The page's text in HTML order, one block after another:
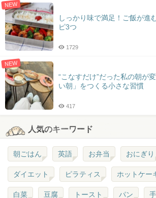
NEW
しっかり味で満足！ご飯が進
ピ3つ
1729
NEW
“こなすだけ”だった私の朝が
い朝」をつくる小さな習慣
417
人気のキーワード
朝ごはん 英語 お弁当 おにぎり
ダイエット ピラティス ホットケー
白菜 豆腐 トースト パン